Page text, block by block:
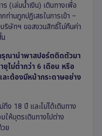
(เล่มน้ำเงิน) เดินทางเพื่อ
ท่านถูกปฏิเสธในการเข้า –
ริษัทฯ ขอสงวนสิทธิ์ไม่คืนค่า
รุณานำพาสปอร์ตติดตัวมา
ไม่ต่ำกว่า 6 เดือน หรือ
ะต้องมีหน้ากระดาษอย่าง
ถึง 18 ปี และไม่ได้เดินทาง
ห้บุตรเดินทางไปต่าง
ย